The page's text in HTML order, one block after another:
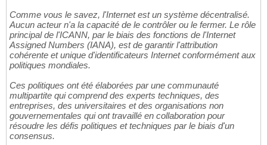
Comme vous le savez, l'Internet est un système décentralisé.
Aucun acteur n'a la capacité de le contrôler ou le fermer. Le rôle
principal de l'ICANN, par le biais des fonctions de l'Internet
Assigned Numbers (IANA), est de garantir l'attribution
cohérente et unique d'identificateurs Internet conformément aux
politiques mondiales.
Ces politiques ont été élaborées par une communauté
multipartite qui comprend des experts techniques, des
entreprises, des universitaires et des organisations non
gouvernementales qui ont travaillé en collaboration pour
résoudre les défis politiques et techniques par le biais d'un
consensus.